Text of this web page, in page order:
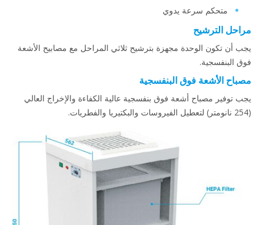
متحكم سرعة يدوي
مراحل الترشيح
يجب أن تكون الوحدة مجهزة بترشيح ثلاثي المراحل مع مصابيح الأشعة
فوق البنفسجية.
مصباح الأشعة فوق البنفسجية
يجب توفير مصباح أشعة فوق بنفسجية عالية الكفاءة والإخراج العالي
(254 نانومتر) لتعطيل الفيروسات والبكتيريا والفطريات.